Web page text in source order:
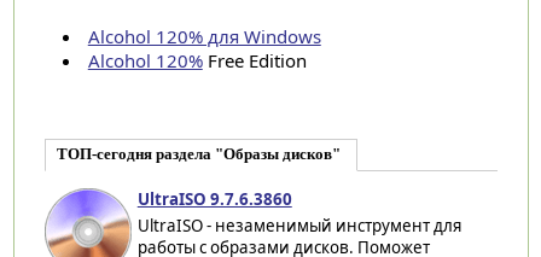
Alcohol 120% для Windows
Alcohol 120%Free Edition
ТОП-сегодня раздела "Образы дисков"
UltraISO 9.7.6.3860
UltraISO - незаменимый инструмент для
работы с образами дисков. Поможет